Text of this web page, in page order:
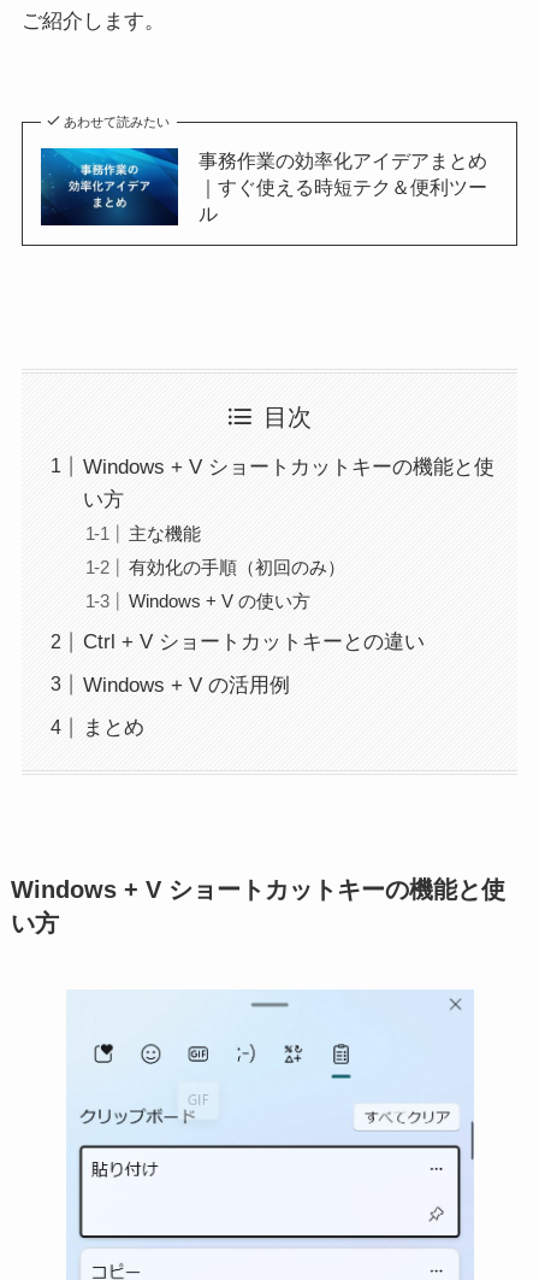
ご紹介します。
あわせて読みたい
事務作業の効率化アイデアまとめ
｜すぐ使える時短テク＆便利ツー
ル
目次
Windows + V ショートカットキーの機能と使
い方
主な機能
有効化の手順（初回のみ）
Windows + V の使い方
Ctrl + V ショートカットキーとの違い
Windows + V の活用例
まとめ
Windows + V ショートカットキーの機能と使
い方